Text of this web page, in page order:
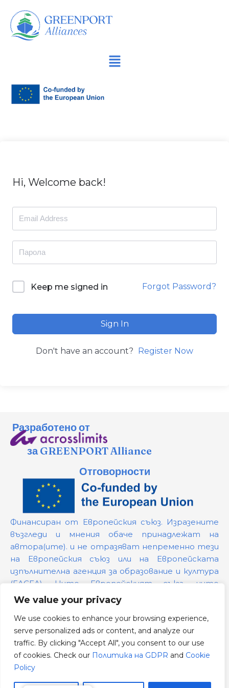
We value your privacy
We use cookies to enhance your browsing experience,
serve personalized ads or content, and analyze our
traffic. By clicking "Accept All", you consent to our use
of cookies. Check our Политика на GDPR and Cookie
Policy
Продължете
към
Hi, Welcome back!
Keep me signed in Forgot Password?
Sign In
Don't have an account? Register Now
Разработено от
за GREENPORT Alliance
Отговорности
Финансиран от Европейския съюз. Изразените
възгледи и мнения обаче принадлежат на
автора(ите). и не отразяват непременно тези
на Европейския съюз или на Европейската
изпълнителна агенция за образование и култура
(EACEA). Нито Европейският съюз, нито
предоставящият ги орган могат да бъдат
държани отговорни за тях.
Номер на проекта: 101139879
Политика на GDPR
Cookie Policy